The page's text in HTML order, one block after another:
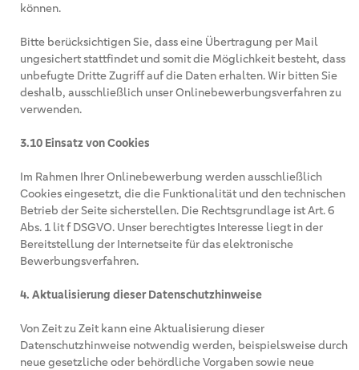
können.
Bitte berücksichtigen Sie, dass eine Übertragung per Mail
ungesichert stattfindet und somit die Möglichkeit besteht, dass
unbefugte Dritte Zugriff auf die Daten erhalten. Wir bitten Sie
deshalb, ausschließlich unser Onlinebewerbungsverfahren zu
verwenden.
3.10 Einsatz von Cookies
Im Rahmen Ihrer Onlinebewerbung werden ausschließlich
Cookies eingesetzt, die die Funktionalität und den technischen
Betrieb der Seite sicherstellen. Die Rechtsgrundlage ist Art. 6
Abs. 1 lit f DSGVO. Unser berechtigtes Interesse liegt in der
Bereitstellung der Internetseite für das elektronische
Bewerbungsverfahren.
4. Aktualisierung dieser Datenschutzhinweise
Von Zeit zu Zeit kann eine Aktualisierung dieser
Datenschutzhinweise notwendig werden, beispielsweise durch
neue gesetzliche oder behördliche Vorgaben sowie neue